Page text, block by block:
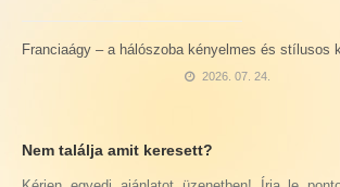
Franciaágy – a hálószoba kényelmes és stílusos
2026. 07. 24.
Nem találja amit keresett?